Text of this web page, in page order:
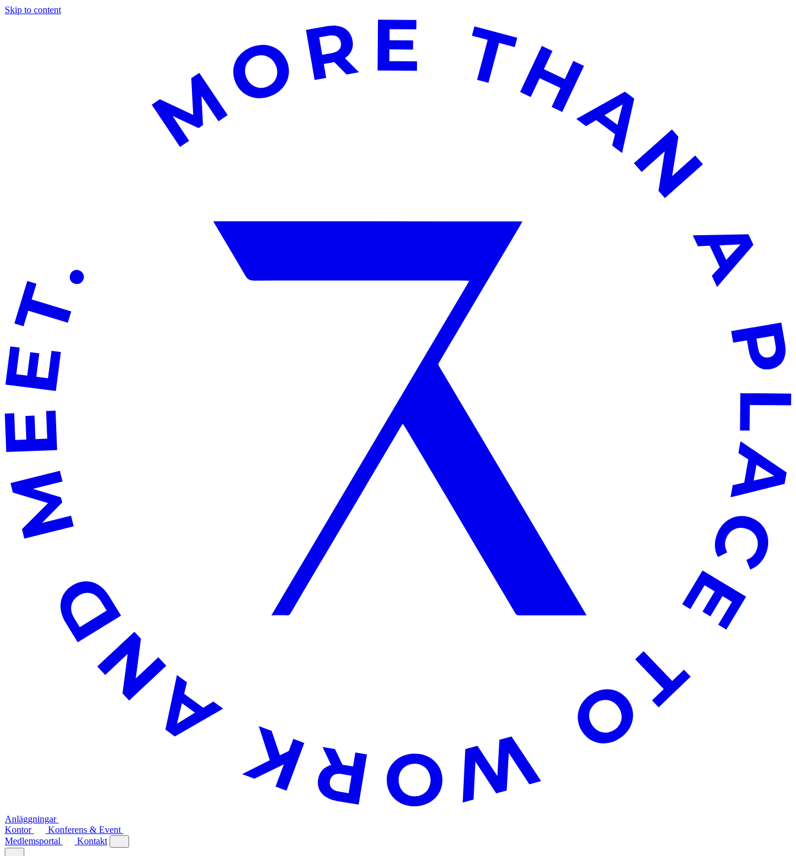
Skip to content
Anläggningar
Kontor
Konferens & Event
Medlemsportal
Kontakt